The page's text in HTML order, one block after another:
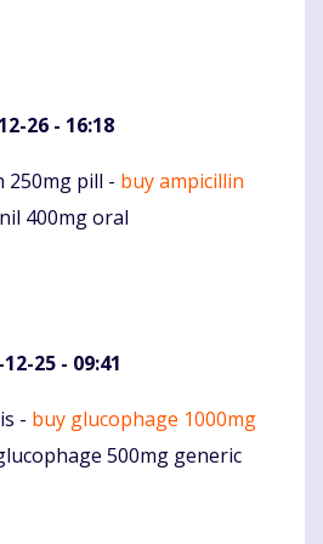
26 - 16:18
250mg pill - buy ampicillin
400mg oral
25 - 09:41
- buy glucophage 1000mg
500mg generic